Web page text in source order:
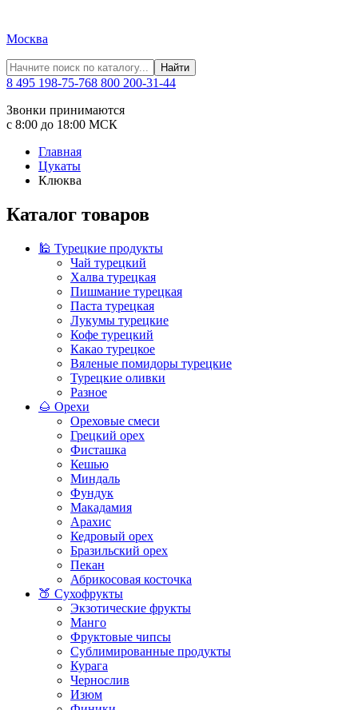
Москва
Найти
8 495 198-75-768 800 200-31-44
Звонки принимаются
с 8:00 до 18:00 МСК
Главная
Цукаты
Клюква
Каталог товаров
🕌 Турецкие продукты
Чай турецкий
Халва турецкая
Пишмание турецкая
Паста турецкая
Лукумы турецкие
Кофе турецкий
Какао турецкое
Вяленые помидоры турецкие
Турецкие оливки
Разное
🌰 Орехи
Ореховые смеси
Грецкий орех
Фисташка
Кешью
Миндаль
Фундук
Макадамия
Арахис
Кедровый орех
Бразильский орех
Пекан
Абрикосовая косточка
🍑 Сухофрукты
Экзотические фрукты
Манго
Фруктовые чипсы
Сублимированные продукты
Курага
Чернослив
Изюм